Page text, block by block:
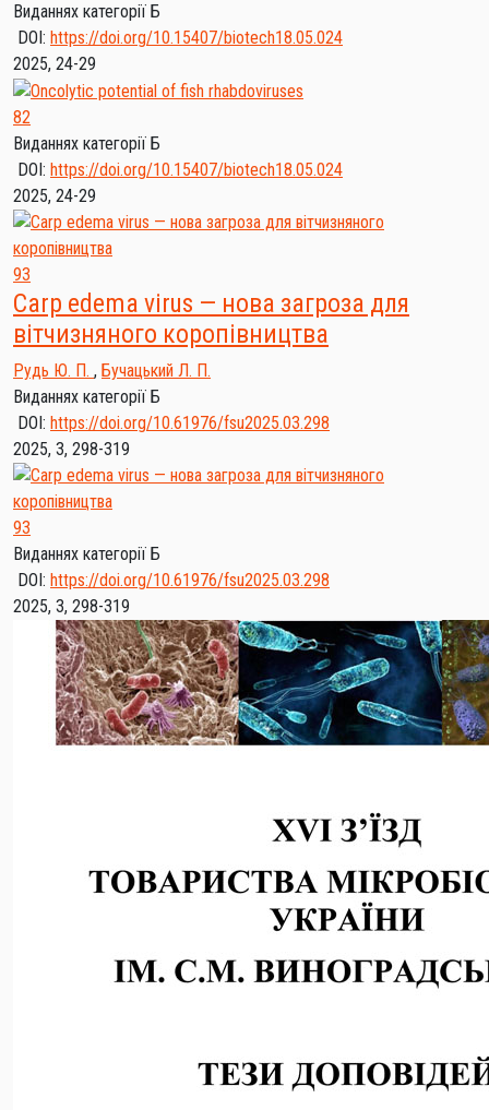
Виданнях категорії Б
DOI: https://doi.org/10.15407/biotech18.05.024
2025, 24-29
82
Виданнях категорії Б
DOI: https://doi.org/10.15407/biotech18.05.024
2025, 24-29
93
Carp edema virus — нова загроза для
вітчизняного коропівництва
Рудь Ю. П. , Бучацький Л. П.
Виданнях категорії Б
DOI: https://doi.org/10.61976/fsu2025.03.298
2025, 3, 298-319
93
Виданнях категорії Б
DOI: https://doi.org/10.61976/fsu2025.03.298
2025, 3, 298-319